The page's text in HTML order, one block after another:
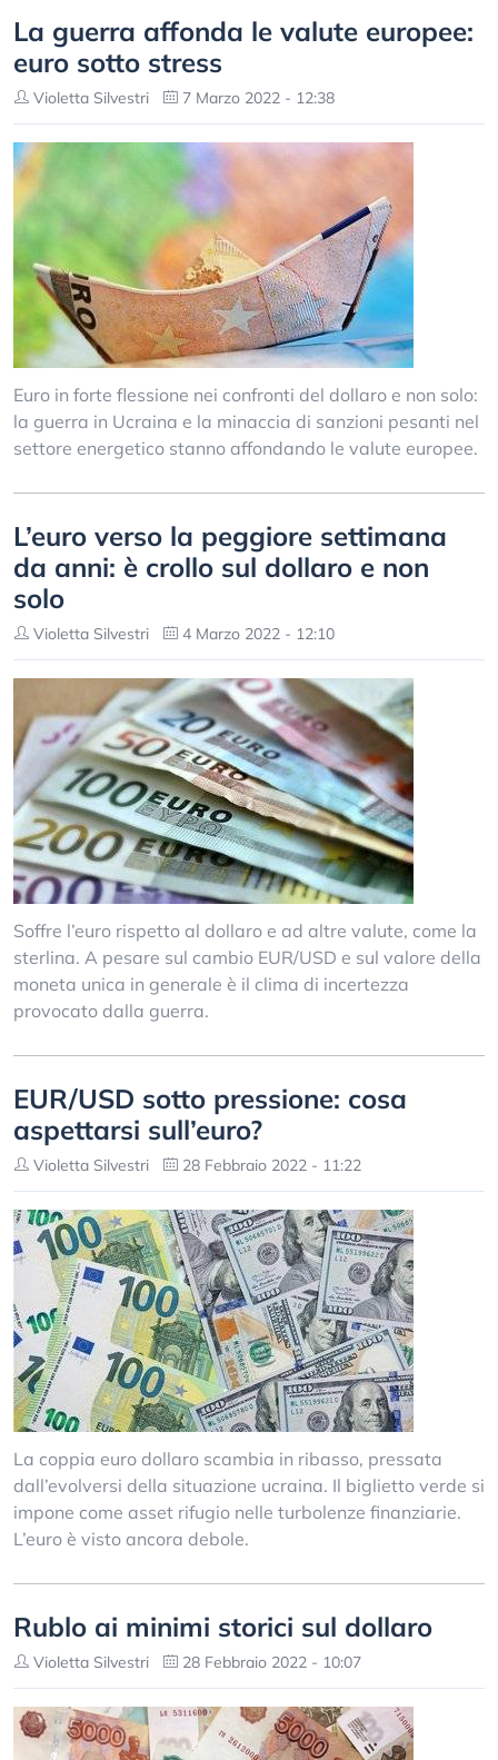
La guerra affonda le valute europee:
euro sotto stress
Violetta Silvestri 7 Marzo 2022 - 12:38
Euro in forte flessione nei confronti del dollaro e non solo:
la guerra in Ucraina e la minaccia di sanzioni pesanti nel
settore energetico stanno affondando le valute europee.
L’euro verso la peggiore settimana
da anni: è crollo sul dollaro e non
solo
Violetta Silvestri 4 Marzo 2022 - 12:10
Soffre l’euro rispetto al dollaro e ad altre valute, come la
sterlina. A pesare sul cambio EUR/USD e sul valore della
moneta unica in generale è il clima di incertezza
provocato dalla guerra.
EUR/USD sotto pressione: cosa
aspettarsi sull’euro?
Violetta Silvestri 28 Febbraio 2022 - 11:22
La coppia euro dollaro scambia in ribasso, pressata
dall’evolversi della situazione ucraina. Il biglietto verde si
impone come asset rifugio nelle turbolenze finanziarie.
L’euro è visto ancora debole.
Rublo ai minimi storici sul dollaro
Violetta Silvestri 28 Febbraio 2022 - 10:07